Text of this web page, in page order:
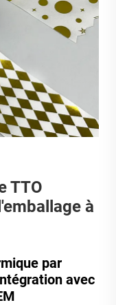
TTO
à
par
avec